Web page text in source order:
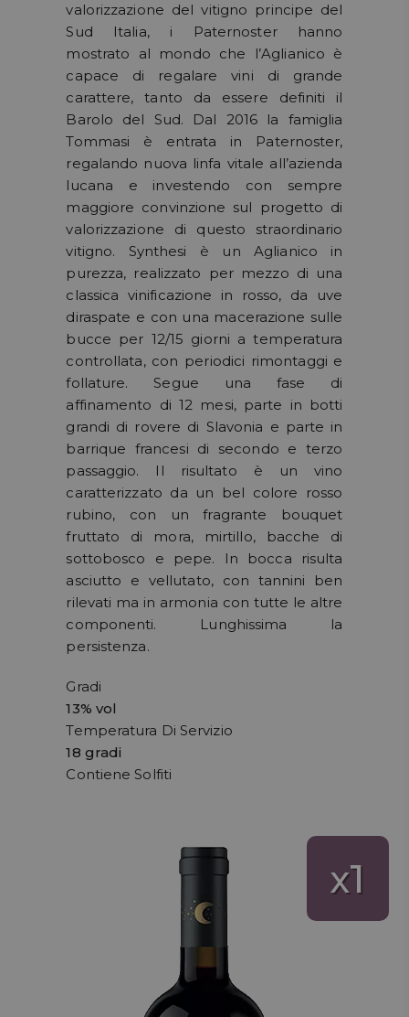
valorizzazione del vitigno principe del
Sud Italia, i Paternoster hanno
mostrato al mondo che l’Aglianico è
capace di regalare vini di grande
carattere, tanto da essere definiti il
Barolo del Sud. Dal 2016 la famiglia
Tommasi è entrata in Paternoster,
regalando nuova linfa vitale all’azienda
lucana e investendo con sempre
maggiore convinzione sul progetto di
valorizzazione di questo straordinario
vitigno. Synthesi è un Aglianico in
purezza, realizzato per mezzo di una
classica vinificazione in rosso, da uve
diraspate e con una macerazione sulle
bucce per 12/15 giorni a temperatura
controllata, con periodici rimontaggi e
follature. Segue una fase di
affinamento di 12 mesi, parte in botti
grandi di rovere di Slavonia e parte in
barrique francesi di secondo e terzo
passaggio. Il risultato è un vino
caratterizzato da un bel colore rosso
rubino, con un fragrante bouquet
fruttato di mora, mirtillo, bacche di
sottobosco e pepe. In bocca risulta
asciutto e vellutato, con tannini ben
rilevati ma in armonia con tutte le altre
componenti. Lunghissima la
persistenza.
Gradi
13% vol
Temperatura Di Servizio
18 gradi
Contiene Solfiti
x1